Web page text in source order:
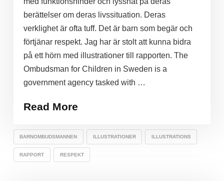
berättelser om deras livssituation. Deras
verklighet är ofta tuff. Det är barn som begär och
förtjänar respekt. Jag har är stolt att kunna bidra
på ett hörn med illustrationer till rapporten. The
Ombudsman for Children in Sweden is a
government agency tasked with …
Read More
BARNOMBUDSMANNEN ILLUSTRATIONER ILLUSTRATIONS
RAPPORT RESPEKT